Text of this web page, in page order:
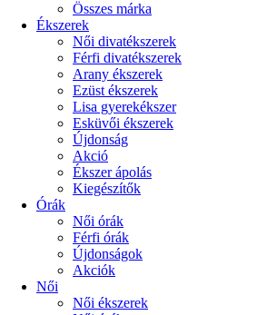
Összes márka
Ékszerek
Női divatékszerek
Férfi divatékszerek
Arany ékszerek
Ezüst ékszerek
Lisa gyerekékszer
Esküvői ékszerek
Újdonság
Akció
Ékszer ápolás
Kiegészítők
Órák
Női órák
Férfi órák
Újdonságok
Akciók
Női
Női ékszerek